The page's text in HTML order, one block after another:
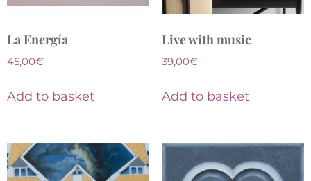
La Energía
45,00€
Add to basket
Live with music
39,00€
Add to basket